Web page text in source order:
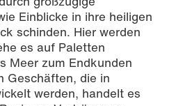
Einblicke in ihre heiligen
schinden. Hier werden
es auf Paletten
Meer zum Endkunden
Geschäften, die in
werden, handelt es